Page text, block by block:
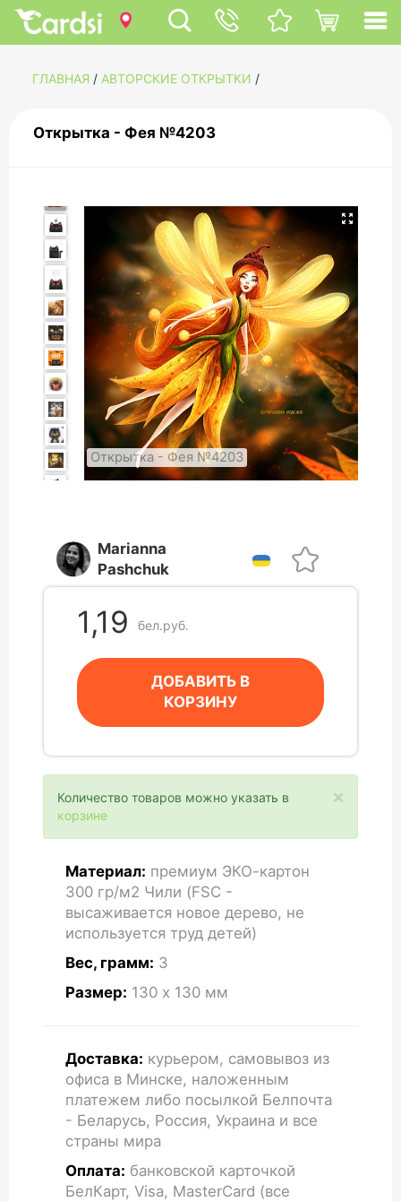
ГЛАВНАЯ / АВТОРСКИЕ ОТКРЫТКИ /
Открытка - Фея №4203
Открытка - Фея №4203
Marianna
Pashchuk
1,19 бел.руб.
ДОБАВИТЬ В
КОРЗИНУ
×
Количество товаров можно указать в
корзине
Материал: премиум ЭКО-картон
300 гр/м2 Чили (FSC -
высаживается новое дерево, не
используется труд детей)
Вес, грамм: 3
Размер: 130 x 130 мм
Доставка: курьером, самовывоз из
офиса в Минске, наложенным
платежем либо посылкой Белпочта
- Беларусь, Россия, Украина и все
страны мира
Оплата: банковской карточкой
БелКарт, Visa, MasterCard (все